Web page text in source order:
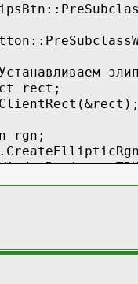
rect;
rgn;
CRect rect;